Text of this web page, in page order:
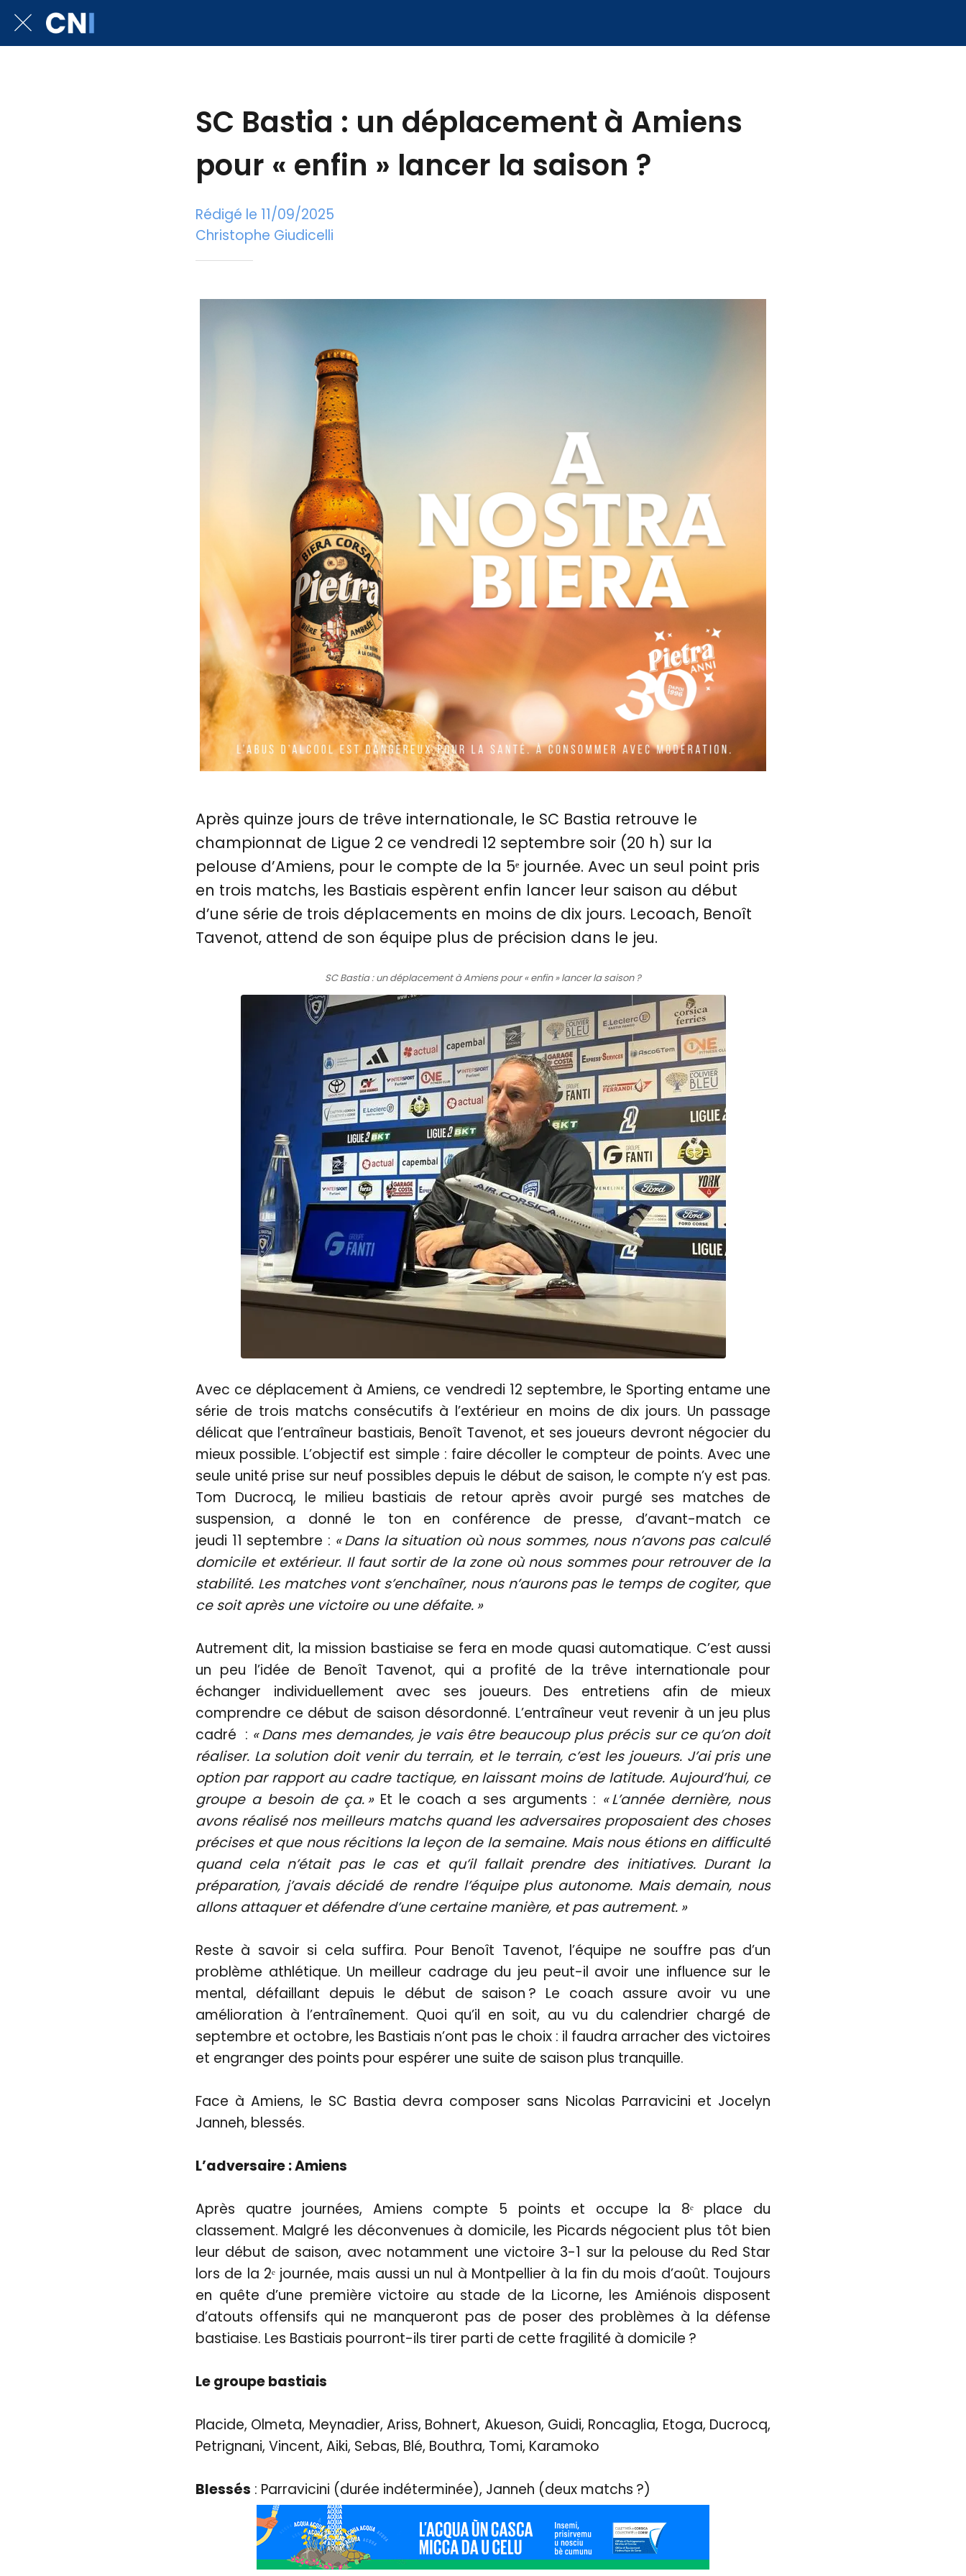
SC Bastia : un déplacement à Amiens
pour « enfin » lancer la saison ?
Rédigé le 11/09/2025
Christophe Giudicelli
Après quinze jours de trêve internationale, le SC Bastia retrouve le
championnat de Ligue 2 ce vendredi 12 septembre soir (20 h) sur la
pelouse d’Amiens, pour le compte de la 5ᵉ journée. Avec un seul point pris
en trois matchs, les Bastiais espèrent enfin lancer leur saison au début
d’une série de trois déplacements en moins de dix jours. Lecoach, Benoît
Tavenot, attend de son équipe plus de précision dans le jeu.
SC Bastia : un déplacement à Amiens pour « enfin » lancer la saison ?
Avec ce déplacement à Amiens, ce vendredi 12 septembre, le Sporting entame une
série de trois matchs consécutifs à l’extérieur en moins de dix jours. Un passage
délicat que l’entraîneur bastiais, Benoît Tavenot, et ses joueurs devront négocier du
mieux possible. L’objectif est simple : faire décoller le compteur de points. Avec une
seule unité prise sur neuf possibles depuis le début de saison, le compte n’y est pas.
Tom Ducrocq, le milieu bastiais de retour après avoir purgé ses matches de
suspension, a donné le ton en conférence de presse, d’avant-match ce
jeudi 11 septembre : « Dans la situation où nous sommes, nous n’avons pas calculé
domicile et extérieur. Il faut sortir de la zone où nous sommes pour retrouver de la
stabilité. Les matches vont s’enchaîner, nous n’aurons pas le temps de cogiter, que
ce soit après une victoire ou une défaite. »
Autrement dit, la mission bastiaise se fera en mode quasi automatique. C’est aussi
un peu l’idée de Benoît Tavenot, qui a profité de la trêve internationale pour
échanger individuellement avec ses joueurs. Des entretiens afin de mieux
comprendre ce début de saison désordonné. L’entraîneur veut revenir à un jeu plus
cadré : « Dans mes demandes, je vais être beaucoup plus précis sur ce qu’on doit
réaliser. La solution doit venir du terrain, et le terrain, c’est les joueurs. J’ai pris une
option par rapport au cadre tactique, en laissant moins de latitude. Aujourd’hui, ce
groupe a besoin de ça. »Et le coach a ses arguments : « L’année dernière, nous
avons réalisé nos meilleurs matchs quand les adversaires proposaient des choses
précises et que nous récitions la leçon de la semaine. Mais nous étions en difficulté
quand cela n’était pas le cas et qu’il fallait prendre des initiatives. Durant la
préparation, j’avais décidé de rendre l’équipe plus autonome. Mais demain, nous
allons attaquer et défendre d’une certaine manière, et pas autrement. »
Reste à savoir si cela suffira. Pour Benoît Tavenot, l’équipe ne souffre pas d’un
problème athlétique. Un meilleur cadrage du jeu peut-il avoir une influence sur le
mental, défaillant depuis le début de saison ? Le coach assure avoir vu une
amélioration à l’entraînement. Quoi qu’il en soit, au vu du calendrier chargé de
septembre et octobre, les Bastiais n’ont pas le choix : il faudra arracher des victoires
et engranger des points pour espérer une suite de saison plus tranquille.
Face à Amiens, le SC Bastia devra composer sans Nicolas Parravicini et Jocelyn
Janneh, blessés.
L’adversaire : Amiens
Après quatre journées, Amiens compte 5 points et occupe la 8ᵉ place du
classement. Malgré les déconvenues à domicile, les Picards négocient plus tôt bien
leur début de saison, avec notamment une victoire 3-1 sur la pelouse du Red Star
lors de la 2ᵉ journée, mais aussi un nul à Montpellier à la fin du mois d’août. Toujours
en quête d’une première victoire au stade de la Licorne, les Amiénois disposent
d’atouts offensifs qui ne manqueront pas de poser des problèmes à la défense
bastiaise. Les Bastiais pourront-ils tirer parti de cette fragilité à domicile ?
Le groupe bastiais
Placide, Olmeta, Meynadier, Ariss, Bohnert, Akueson, Guidi, Roncaglia, Etoga, Ducrocq,
Petrignani, Vincent, Aiki, Sebas, Blé, Bouthra, Tomi, Karamoko
Blessés : Parravicini (durée indéterminée), Janneh (deux matchs ?)